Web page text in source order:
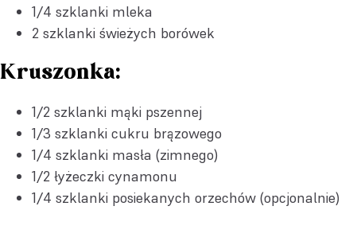
1/4 szklanki mleka
2 szklanki świeżych borówek
Kruszonka:
1/2 szklanki mąki pszennej
1/3 szklanki cukru brązowego
1/4 szklanki masła (zimnego)
1/2 łyżeczki cynamonu
1/4 szklanki posiekanych orzechów (opcjonalnie)